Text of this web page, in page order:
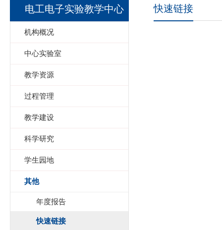
电工电子实验教学中心
机构概况
中心实验室
教学资源
过程管理
教学建设
科学研究
学生园地
其他
年度报告
快速链接
快速链接